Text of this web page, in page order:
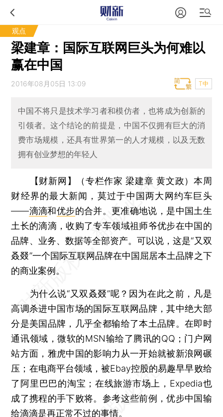
观点
梁建章：国际互联网巨头为何难以
赢在中国
2016年08月05日 13:09 T中
中国不将只是技术学习者和模仿者，也将成为创新的
引领者。这个结论的前提是，中国不仅拥有巨大的消
费市场规模，还具有世界第一的人才规模，以及无数
拥有创业梦想的年轻人
【财新网】（专栏作家 梁建章 黄文政） 本周
财经界的最大新闻，莫过于中国两大网约车巨头
——滴滴和优步的合并。更准确地说，是中国土生
土长的滴滴，收购了专车领域祖师爷优步在中国的
品牌、业务、数据等全部资产。可以说，这是“又双
叒叕”一个国际互联网品牌在中国屈居本土品牌之下
的商业案例。
为什么说“又双叒叕”呢？因为在此之前，凡是
高调杀进中国市场的国际互联网品牌，其中绝大部
分是美国品牌，几乎全都输给了本土品牌。在即时
通讯领域，微软的MSN输给了腾讯的QQ；门户网
站方面，雅虎中国的影响力从一开始就被新浪网碾
压；在电商平台领域，被Ebay控股的易趣早早败给
了阿里巴巴的淘宝；在线旅游市场上，Expedia也
成了携程的手下败将。参考这些前例，优步中国输
给滴滴是再正常不过的事情。